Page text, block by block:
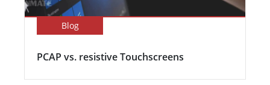
Blog
PCAP vs. resistive Touchscreens